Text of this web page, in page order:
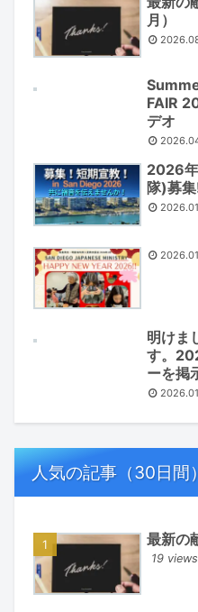
月）
FAIR
デオ
2026
隊)募
明けま
す。
ーを掲
人気の記事（30日間）
最新の
19 views